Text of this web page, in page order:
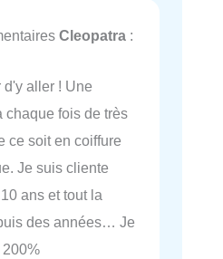
Cleopatra :
aller ! Une
chaque fois de très
ce soit en coiffure
Je suis cliente
ans et tout la
des années… Je
200%